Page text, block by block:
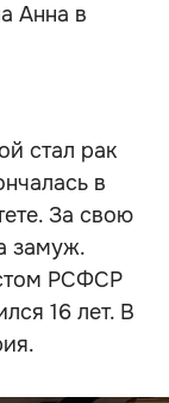
Анна в
стал рак
в
За свою
замуж.
РСФСР
16 лет. В